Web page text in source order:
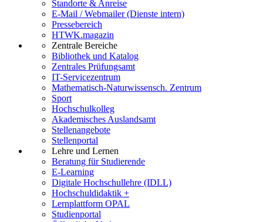
Standorte & Anreise
E-Mail / Webmailer (Dienste intern)
Pressebereich
HTWK.magazin
Zentrale Bereiche
Bibliothek und Katalog
Zentrales Prüfungsamt
IT-Servicezentrum
Mathematisch-Naturwissensch. Zentrum
Sport
Hochschulkolleg
Akademisches Auslandsamt
Stellenangebote
Stellenportal
Lehre und Lernen
Beratung für Studierende
E-Learning
Digitale Hochschullehre (IDLL)
Hochschuldidaktik +
Lernplattform OPAL
Studienportal